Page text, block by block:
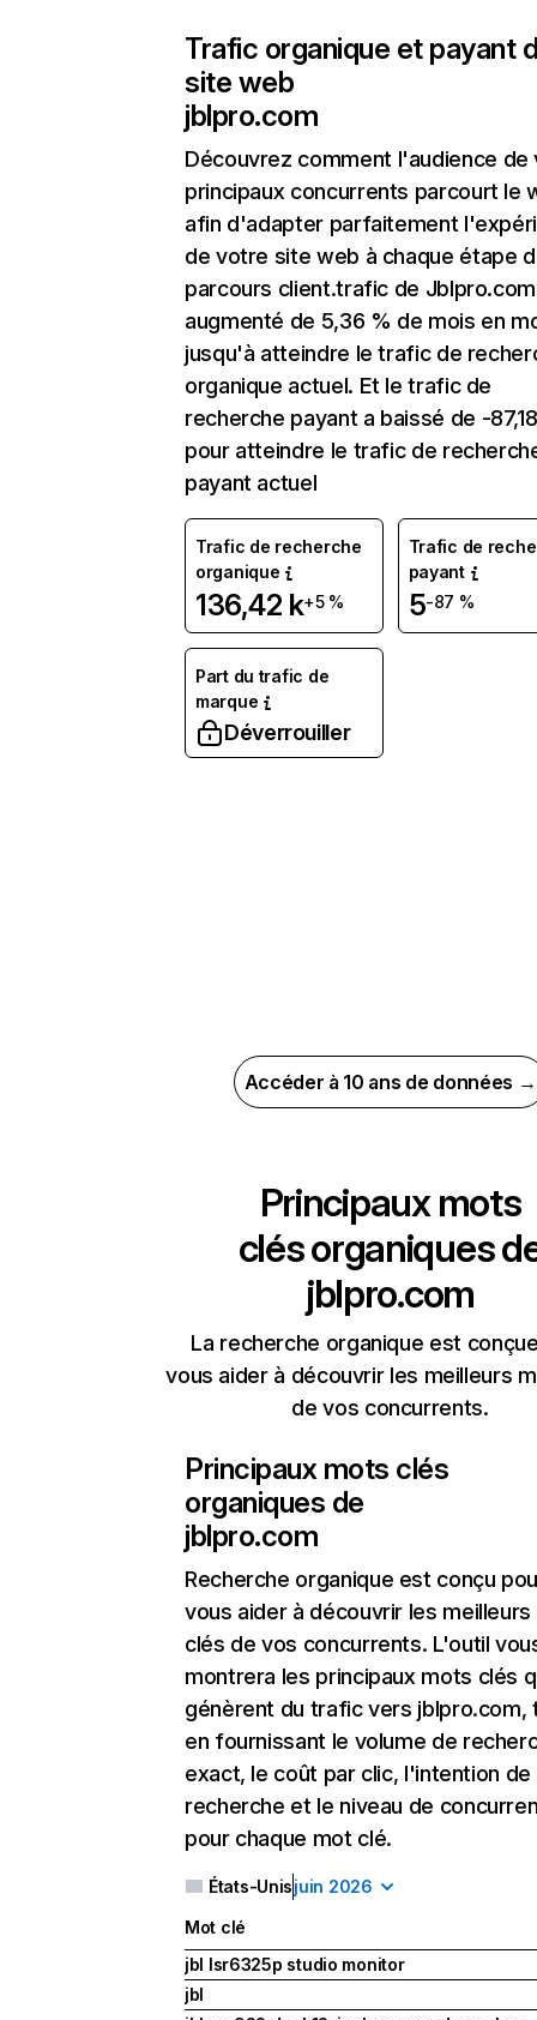
Trafic organique et payant
site web
jblpro.com
Découvrez comment l'audience de
principaux concurrents parcourt le
afin d'adapter parfaitement
de votre site web à chaque étape
parcours client.trafic de
augmenté de 5,36 % de mois en
jusqu'à atteindre le trafic de
organique actuel. Et le trafic de
recherche payant a baissé de -
pour atteindre le trafic de
payant actuel
Trafic de recherche
organique
136,42 k+5 %
Trafic de
payant
5-87 %
Part du trafic de
marque
Déverrouiller
Accéder à 10 ans de données →
Principaux mots
clés organiques
jblpro.com
La recherche organique est
vous aider à découvrir les meilleurs
de vos concurrents.
Principaux mots clés
organiques de
jblpro.com
Recherche organique est conçu
vous aider à découvrir les
clés de vos concurrents. L'outil
montrera les principaux mots clés
génèrent du trafic vers jblpro.com,
en fournissant le volume de
exact, le coût par clic, l'intention de
recherche et le niveau de
pour chaque mot clé.
États-Unisjuin 2026
Mot clé
jbl lsr6325p studio monitor
jbl